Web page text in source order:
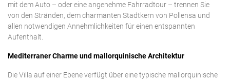
mit dem Auto – oder eine angenehme Fahrradtour – trennen Sie
von den Stränden, dem charmanten Stadtkern von Pollensa und
allen notwendigen Annehmlichkeiten für einen entspannten
Aufenthalt.
Mediterraner Charme und mallorquinische Architektur
Die Villa auf einer Ebene verfügt über eine typische mallorquinische